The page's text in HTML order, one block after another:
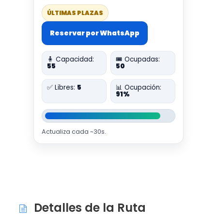
ÚLTIMAS PLAZAS
Reservar por WhatsApp
🧍 Capacidad:
55
🎟️ Ocupadas:
50
✅ Libres: 5 📊 Ocupación:
91%
Actualiza cada ~30s.
Detalles de la Ruta